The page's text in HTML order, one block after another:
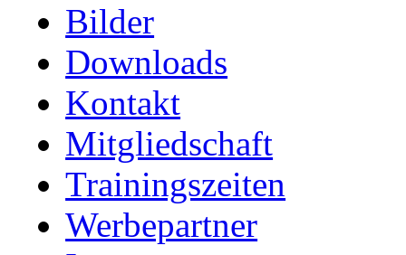
Bilder
Downloads
Kontakt
Mitgliedschaft
Trainingszeiten
Werbepartner